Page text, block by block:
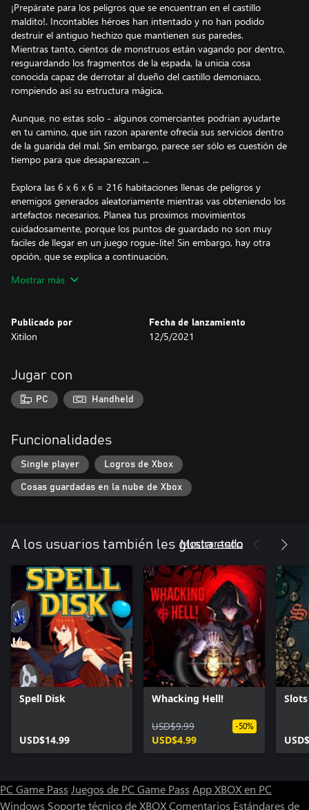
¡Prepárate para los peligros que se encuentran en el castillo
maldito!. Incontables héroes han intentado y no han podido
destruir el antiguo hechizo que mantienen sus paredes.
Mientras tanto, cientos de monstruos están vagando por dentro,
resguardando los fragmentos de la espada, la unicia cosa
conocida capaz de derrotar al dueño del castillo demoniaco,
rompiendo así su estructura mágica.
Aunque, no estas solo - algunos comerciantes podrian ayudarte
en tu camino, que sin razon aparente ofrecia sus servicios dentro
de la guarida del mal. Sin embargo, parece ser sólo es cuestión de
tiempo para que desaparezcan ...
Explora las 6 x 6 x 6 = 216 habitaciones llenas de peligros y
enemigos generados aleatoriamente mientras vas obteniendo los
artefactos necesarios. Planea tus proximos movimientos
cuidadosamente, porque los puntos de guardado no son muy
faciles de llegar en un juego rogue-lite! Sin embargo, hay otra
opción, que se explica a continuación.
Sistema de Batalla: Cada personaje es diferente, ¡Pruebalos todos!
aumentar las estadísticas de armadura usando los emblemas.
puede reducir el tono de la dificultad, bajando el framerate a 50
(PAL). Tenga en cuenta, sin embargo, que la música y los sonidos
se vuelven más malos en el 83% de su tono original.
en este juego necesitas ingresar 13 caracteres para volver a tu
guardar la partida algo que es mucho más que los artefactos que
has encontrado...
Juego desarrolado por "D. E. X." y "Kolenka Team"
Traducción en Español por "Sugisaki"
Mostrar más
Publicado por
Xitilon
Fecha de lanzamiento
12/5/2021
Jugar con
PC Handheld
Funcionalidades
Single player Logros de Xbox
Cosas guardadas en la nube de Xbox
A los usuarios también les gusta esto
Mostrar todo
Spell Disk
USD$14.99
Whacking Hell!
USD$9.99
USD$4.99
-50%
PC Game Pass Juegos de PC Game Pass App XBOX en PC
Windows Soporte técnico de XBOXComentarios Estándares de